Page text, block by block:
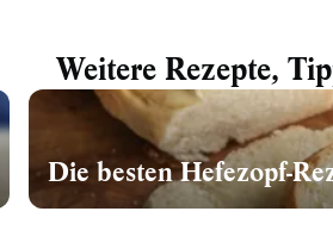
Weitere Rezepte,
Die besten Hefezopf-